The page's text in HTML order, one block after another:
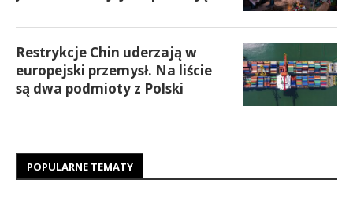
Restrykcje Chin uderzają w
europejski przemysł. Na liście
są dwa podmioty z Polski
POPULARNE TEMATY